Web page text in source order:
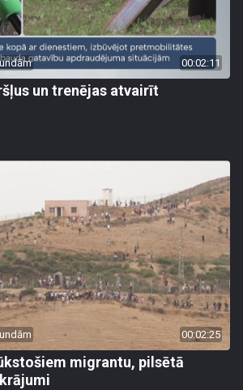
00:02:11
un trenējas atvairīt
00:02:25
migrantu, pilsētā